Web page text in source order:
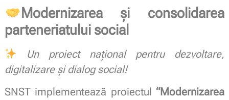
Modernizarea și consolidarea
parteneriatului social
Un proiect național pentru dezvoltare,
digitalizare și dialog social!
SNST implementează proiectul “Modernizarea